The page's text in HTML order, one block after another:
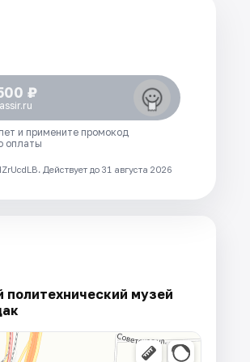
₽
и примените промокод
оплаты
Действует до 31 августа 2026
политехнический музей